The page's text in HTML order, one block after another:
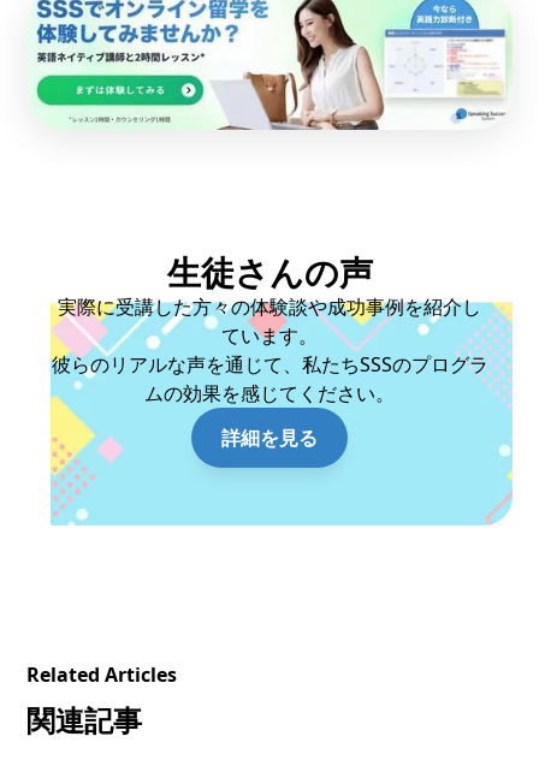
生徒さんの声
実際に受講した方々の体験談や成功事例を紹介し
ています。
彼らのリアルな声を通じて、私たちSSSのプログラ
ムの効果を感じてください。
詳細を見る
Related Articles
関連記事